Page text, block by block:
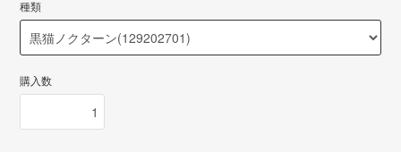
種類
購入数